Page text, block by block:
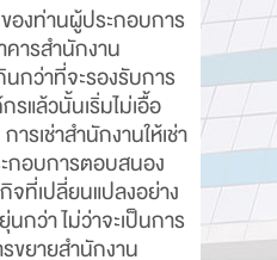
องท่านผู้ประกอบการ
คารสำนักงาน
กว่าที่จะรองรับการ
แล้วนั้นเริ่มไม่เอื้อ
รเช่าสำนักงานให้เช่า
กอบการตอบสนอง
จที่เปลี่ยนแปลงอย่าง
กว่า ไม่ว่าจะเป็นการ
ขยายสำนักงาน